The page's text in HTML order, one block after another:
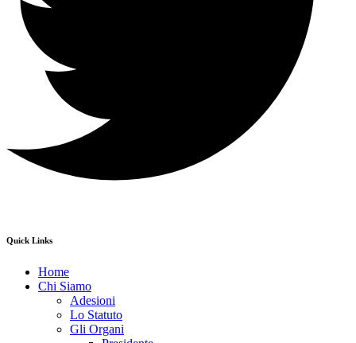
Quick Links
Home
Chi Siamo
Adesioni
Lo Statuto
Gli Organi